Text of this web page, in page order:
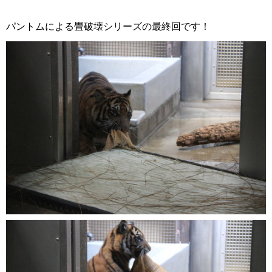
パントムによる畳破壊シリーズの最終回です！